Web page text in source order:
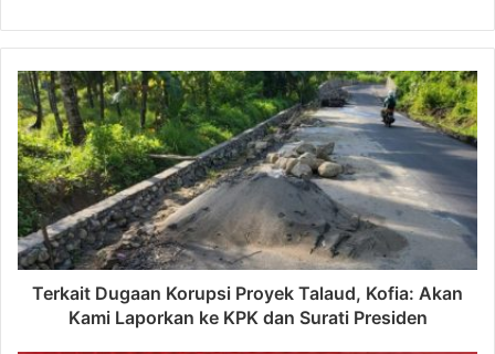
Terkait Dugaan Korupsi Proyek Talaud, Kofia: Akan
Kami Laporkan ke KPK dan Surati Presiden